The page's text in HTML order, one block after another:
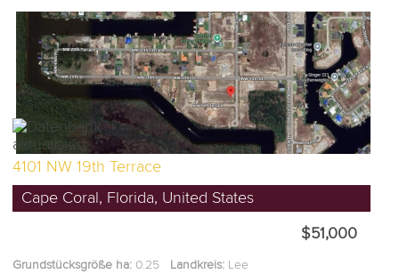
4101 NW 19th Terrace
Cape Coral, Florida, United States
$51,000
Grundstücksgröße ha: 0.25 Landkreis: Lee